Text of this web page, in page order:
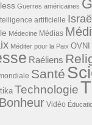
Guerres américaines
artificielle
Médecine Médias
Méditer pour la Paix OVNI
Raéliens
Santé
Technologie
Vidéo